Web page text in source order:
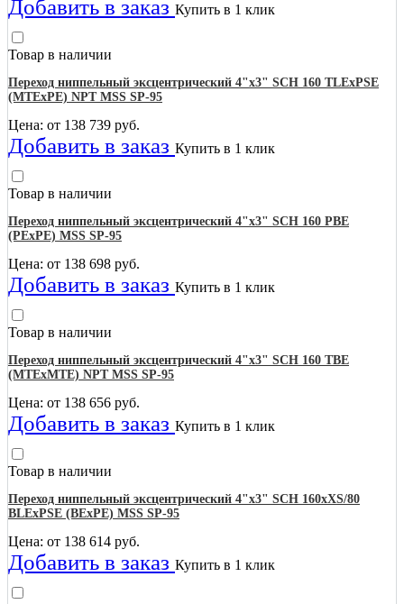
Добавить в заказ Купить в 1 клик
Товар в наличии
Переход ниппельный эксцентрический 4"х3" SCH 160 TLEхPSE
(MTEхPE) NPT MSS SP-95
Цена: от 138 739 руб.
Добавить в заказ Купить в 1 клик
Товар в наличии
Переход ниппельный эксцентрический 4"х3" SCH 160 PBE
(PEхPE) MSS SP-95
Цена: от 138 698 руб.
Добавить в заказ Купить в 1 клик
Товар в наличии
Переход ниппельный эксцентрический 4"х3" SCH 160 TBE
(MTEхMTE) NPT MSS SP-95
Цена: от 138 656 руб.
Добавить в заказ Купить в 1 клик
Товар в наличии
Переход ниппельный эксцентрический 4"х3" SCH 160хXS/80
BLEхPSE (BEхPE) MSS SP-95
Цена: от 138 614 руб.
Добавить в заказ Купить в 1 клик